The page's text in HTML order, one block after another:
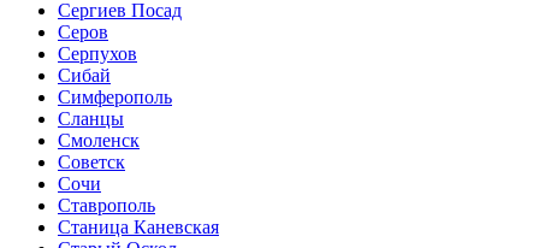
Сергиев Посад
Серов
Серпухов
Сибай
Симферополь
Сланцы
Смоленск
Советск
Сочи
Ставрополь
Станица Каневская